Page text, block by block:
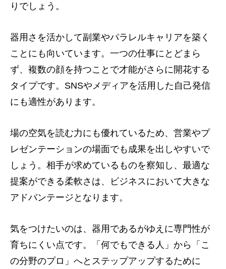
りでしょう。
器用さを活かして副業やパラレルキャリアを築く
ことにも向いています。一つの仕事にとどまら
ず、複数の顔を持つことで才能がさらに開花する
タイプです。SNSやメディアを活用した自己発信
にも適性があります。
場の空気を読む力にも優れているため、営業やプ
レゼンテーションの場面でも成果を出しやすいで
しょう。相手が求めているものを察知し、最適な
提案ができる柔軟さは、ビジネスにおいて大きな
アドバンテージとなります。
気をつけたいのは、器用であるがゆえに専門性が
育ちにくい点です。「何でもできる人」から「こ
の分野のプロ」へとステップアップするために